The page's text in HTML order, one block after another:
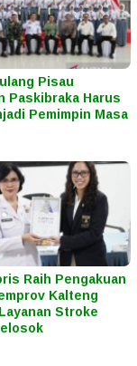
Pisau
Paskibraka Harus
Pemimpin Masa
Raih Pengakuan
Kalteng
Stroke